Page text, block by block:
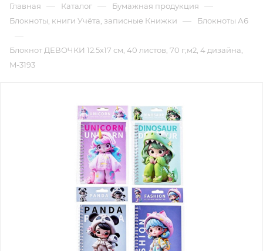
Главная — Каталог — Бумажная продукция —
Блокноты, книги Учёта, записные Книжки — Блокноты А6
—
Блокнот ДЕВОЧКИ 12.5х17 см, 40 листов, 70 г;м2, 4 дизайна,
M-3193